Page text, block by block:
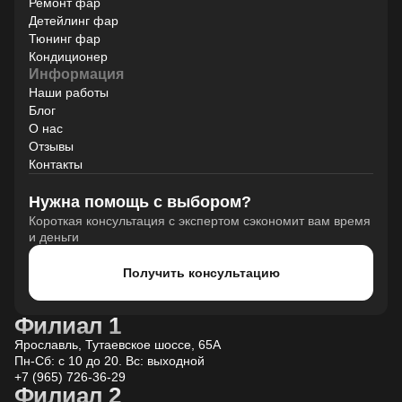
Детейлинг фар
Тюнинг фар
Кондиционер
Информация
Наши работы
Блог
О нас
Отзывы
Контакты
Нужна помощь с выбором?
Короткая консультация с экспертом сэкономит вам время
и деньги
Получить консультацию
Филиал 1
Ярославль, Тутаевское шоссе, 65А
Пн-Сб: с 10 до 20. Вс: выходной
+7 (965) 726-36-29
Филиал 2